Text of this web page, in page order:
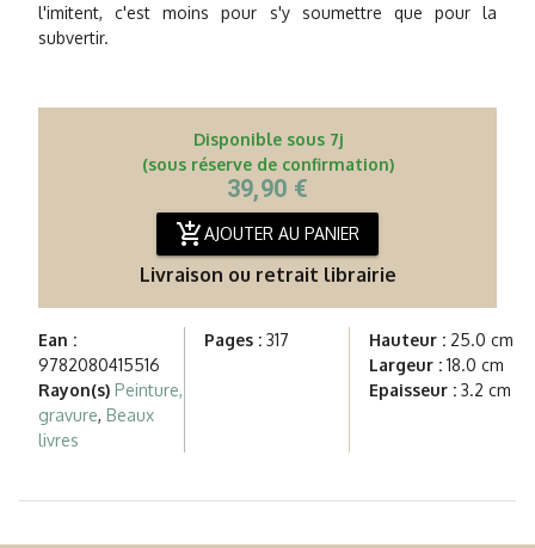
l'imitent, c'est moins pour s'y soumettre que pour la
subvertir.
Disponible sous 7j
(sous réserve de confirmation)
39,90 €
add_shopping_cartAJOUTER AU PANIER
Livraison ou retrait librairie
Ean :
9782080415516
Rayon(s) Peinture,
gravure, Beaux
livres
Pages :317 Hauteur : 25.0 cm
Largeur : 18.0 cm
Epaisseur : 3.2 cm